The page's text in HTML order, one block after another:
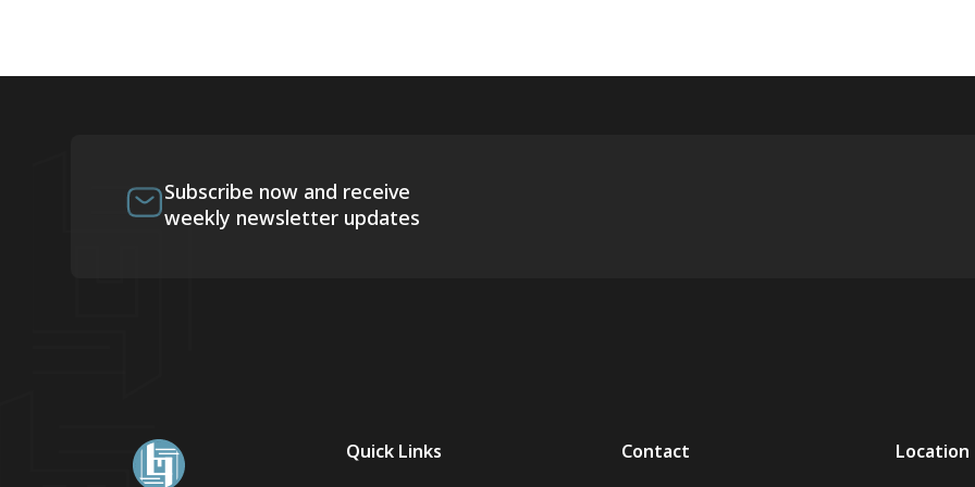
Subscribe now and receive
weekly newsletter updates
Quick Links Contact Location